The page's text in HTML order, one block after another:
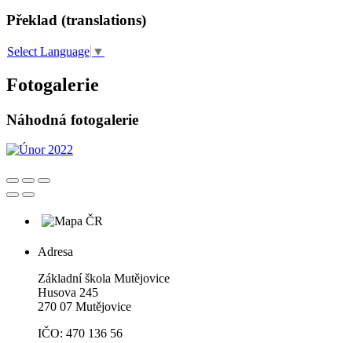
Překlad (translations)
Select Language ▼
Fotogalerie
Náhodná fotogalerie
Adresa
Základní škola Mutějovice
Husova 245
270 07 Mutějovice
IČO: 470 136 56